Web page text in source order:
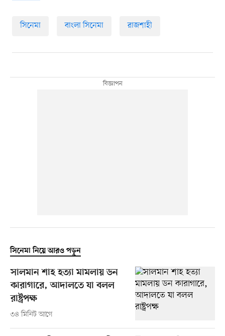
সিনেমা বাংলা সিনেমা রাজশাহী
সিনেমা নিয়ে আরও পড়ুন
সালমান শাহ হত্যা মামলায় ডন
কারাগারে, আদালতে যা বলল
রাষ্ট্রপক্ষ
৩৪ মিনিট আগে